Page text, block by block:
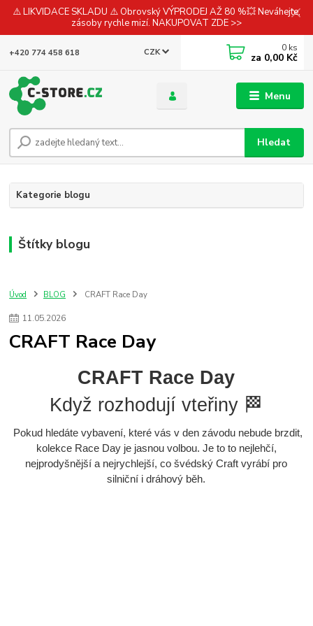
⚠️ LIKVIDACE SKLADU ⚠️ Obrovský VÝPRODEJ AŽ 80 %💥 Neváhejte,
zásoby rychle mizí. NAKUPOVAT ZDE >>
Menu
CZK
Hledat
+420 774 458 618 0 ks
za 0,00 Kč
Kategorie blogu
Štítky blogu
Úvod BLOG CRAFT Race Day
11.05.2026
CRAFT Race Day
CRAFT Race Day
Když rozhodují vteřiny 🏁
Pokud hledáte vybavení, které vás v den závodu nebude brzdit,
kolekce Race Day je jasnou volbou. Je to to nejlehčí,
nejprodyšnější a nejrychlejší, co švédský Craft vyrábí pro
silniční i dráhový běh.